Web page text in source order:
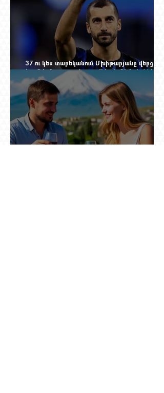
37 ու կես տարեկանում Մխիթարյանը վերցրեց
ևս մեկ մրցաշրջան, որովհետև Չեմպիոնների
լիգայի պատմությունը դեռ փակված չէ